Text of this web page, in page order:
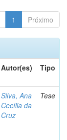
1 Próximo
Autor(es) Tipo
Silva, Ana
Cecília da
Cruz
Tese